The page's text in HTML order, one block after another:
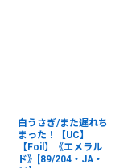
白うさぎ/また遅れち
まった！【UC】
【Foil】《エメラル
ド》[89/204・JA・